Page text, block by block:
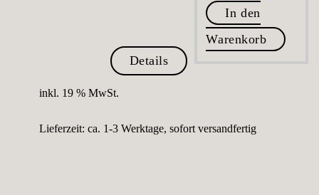
Details
In den
Warenkorb
inkl. 19 % MwSt.
Lieferzeit: ca. 1-3 Werktage, sofort versandfertig